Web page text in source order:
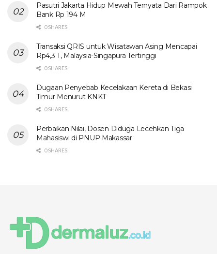
Pasutri Jakarta Hidup Mewah Ternyata Dari Rampok
Bank Rp 194 M
0 SHARES
Transaksi QRIS untuk Wisatawan Asing Mencapai
Rp4,3 T, Malaysia-Singapura Tertinggi
0 SHARES
Dugaan Penyebab Kecelakaan Kereta di Bekasi
Timur Menurut KNKT
0 SHARES
Perbaikan Nilai, Dosen Diduga Lecehkan Tiga
Mahasiswi di PNUP Makassar
0 SHARES